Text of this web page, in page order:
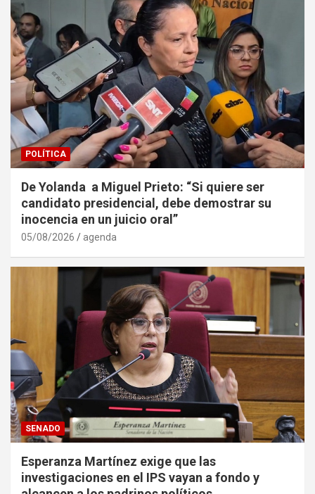
POLÍTICA
De Yolanda a Miguel Prieto: “Si quiere ser
candidato presidencial, debe demostrar su
inocencia en un juicio oral”
05/08/2026 agenda
SENADO
Esperanza Martínez exige que las
investigaciones en el IPS vayan a fondo y